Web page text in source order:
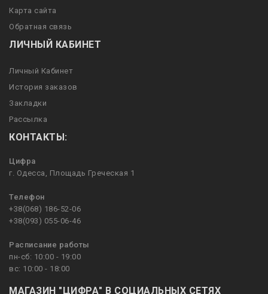
Карта сайта
Обратная связь
ЛИЧНЫЙ КАБИНЕТ
Личный Кабинет
История заказов
Закладки
Рассылка
КОНТАКТЫ:
Цифра
г. Одесса, Площадь Греческая 1
Телефон
+38(068) 186-52-06
+38(093) 055-06-46
Расписание работы
пн-сб: 10:00 - 19:00
вс: 10:00 - 18:00
МАГАЗИН "ЦИФРА" В СОЦИАЛЬНЫХ СЕТЯХ